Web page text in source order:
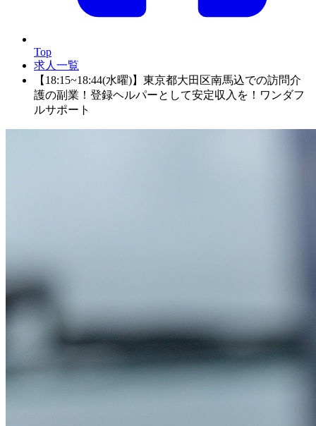
Top
求人一覧
【18:15~18:44(水曜)】東京都大田区南馬込での訪問介
護の副業！登録ヘルパーとして安定収入を！ワンダフ
ルサポート